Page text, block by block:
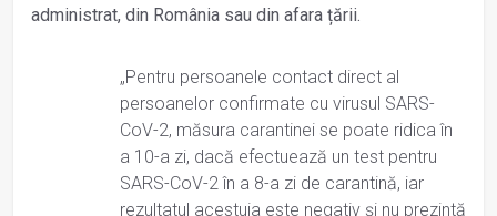
administrat, din România sau din afara țării.
„Pentru persoanele contact direct al
persoanelor confirmate cu virusul SARS-
CoV-2, măsura carantinei se poate ridica în
a 10-a zi, dacă efectuează un test pentru
SARS-CoV-2 în a 8-a zi de carantină, iar
rezultatul acestuia este negativ și nu prezintă